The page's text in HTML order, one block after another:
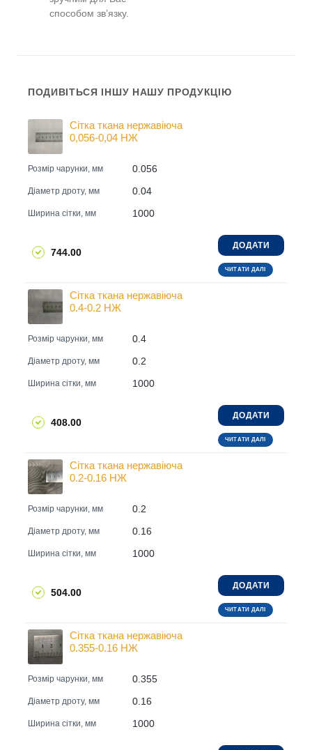
способом зв’язку.
ПОДИВІТЬСЯ ІНШУ НАШУ ПРОДУКЦІЮ
Сітка ткана нержавіюча
0,056-0,04 НЖ
Розмір чарунки, мм 0.056
Діаметр дроту, мм 0.04
Ширина сітки, мм 1000
744.00
ДОДАТИ
ЧИТАТИ ДАЛІ
Сітка ткана нержавіюча
0.4-0.2 НЖ
Розмір чарунки, мм 0.4
Діаметр дроту, мм 0.2
Ширина сітки, мм 1000
408.00
ДОДАТИ
ЧИТАТИ ДАЛІ
Сітка ткана нержавіюча
0.2-0.16 НЖ
Розмір чарунки, мм 0.2
Діаметр дроту, мм 0.16
Ширина сітки, мм 1000
504.00
ДОДАТИ
ЧИТАТИ ДАЛІ
Сітка ткана нержавіюча
0.355-0.16 НЖ
Розмір чарунки, мм 0.355
Діаметр дроту, мм 0.16
Ширина сітки, мм 1000